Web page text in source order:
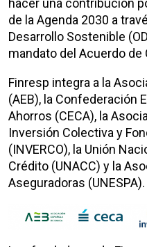
de la Agenda 2030 a
Desarrollo Sostenible
mandato del Acuerdo de
Finresp integra a la
(AEB), la Confederación
Ahorros (CECA), la
Inversión Colectiva y
(INVERCO), la Unión
Crédito (UNACC) y la
Aseguradoras (UNESPA).